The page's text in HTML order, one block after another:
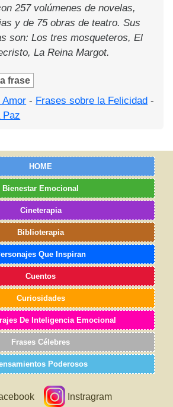
257 volúmenes de novelas,
y de 75 obras de teatro. Sus
son: Los tres mosqueteros, El
La Reina Margot.
frase
Amor - Frases sobre la Felicidad -
Paz
HOME
Bienestar Emocional
Cineterapia
Biblioterapia
Que Inspiran
Cuentos
Curiosidades
De Inteligencia Emocional
Frases Célebres
Poderosos
Instragram